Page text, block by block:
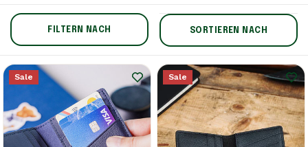
FILTERN NACH SORTIEREN NACH
Sale Sale